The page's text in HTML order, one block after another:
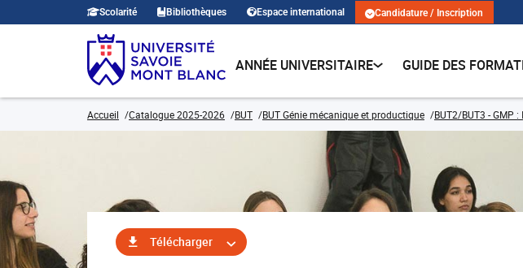
Scolarité Bibliothèques Espace international Candidature / Inscription
ANNÉE UNIVERSITAIRE GUIDE DES
Accueil Catalogue 2025-2026 BUT BUT Génie mécanique et productique BUT2/BUT3 - GMP
Télécharger